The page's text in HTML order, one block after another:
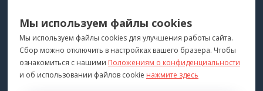
ДЛЯ ВАС
"Медтехника для Вас"©2026
ПОКУПАТЕЛЯМ
Каталог
КОНТАКТЫ
г. Владивосток
Мы используем файлы cookies
Мы используем файлы cookies для улучшения работы сайта.
Сбор можно отключить в настройках вашего бразера. Чтобы
ознакомиться с нашими Положениям о конфиденциальности
и об использовании файлов cookie нажмите здесь